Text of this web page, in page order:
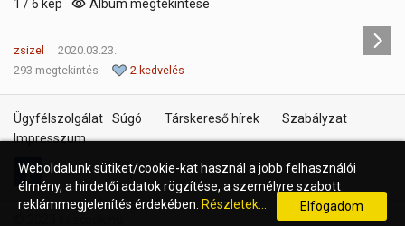
1 / 6 kép Album megtekintése
zsizel
2020.03.23.
293 megtekintés
2 kedvelés
Ügyfélszolgálat Súgó Társkereső hírek
Szabályzat
Impresszum
Weboldalunk sütiket/cookie-kat használ a jobb felhasználói
élmény, a hirdetői adatok rögzítése, a személyre szabott
reklámmegjelenítés érdekében. Részletek... Elfogadom